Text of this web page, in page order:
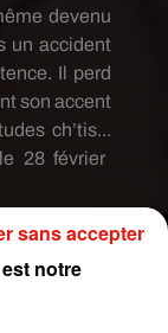
devenu
un accident
Il perd
son accent
ch’tis...
28 février
notre
sans accepter